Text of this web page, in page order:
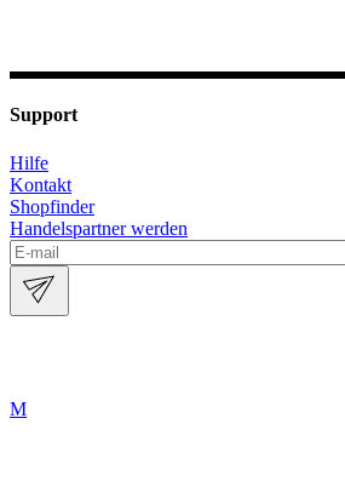
Support
Hilfe
Kontakt
Shopfinder
Handelspartner werden